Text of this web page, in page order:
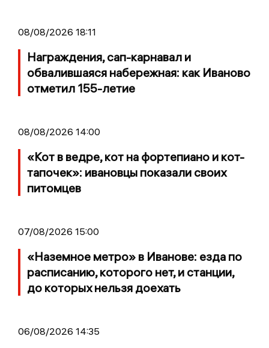
08/08/2026 18:11
Награждения, сап-карнавал и
обвалившаяся набережная: как Иваново
отметил 155-летие
08/08/2026 14:00
«Кот в ведре, кот на фортепиано и кот-
тапочек»: ивановцы показали своих
питомцев
07/08/2026 15:00
«Наземное метро» в Иванове: езда по
расписанию, которого нет, и станции,
до которых нельзя доехать
06/08/2026 14:35